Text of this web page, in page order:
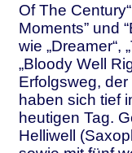
Of The
Moments” und
wie „Dreamer“,
„Bloody Well
Erfolgsweg,
haben sich tief
heutigen Tag.
Helliwell